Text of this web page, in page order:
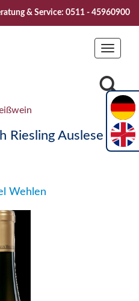
2026" Vive la
& Service: 0511 - 45960900
Toggle
Riesling Auslese ***
Wehlen